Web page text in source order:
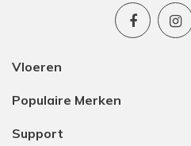
Vloeren
Populaire Merken
Support